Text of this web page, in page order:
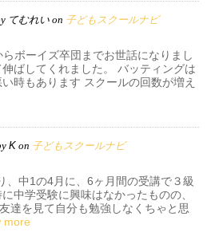
てむれい on 子どもスクールナビ
ボーイズ卒団までお世話になりまし
ばしてくれました。 バッティングは
時もあります スクールの回数が増え
K on 子どもスクールナビ
、中1の4月に、6ヶ月間の受講で３級
中学受験に興味はなかったものの、
達を見て自分も勉強しなくちゃと思
more